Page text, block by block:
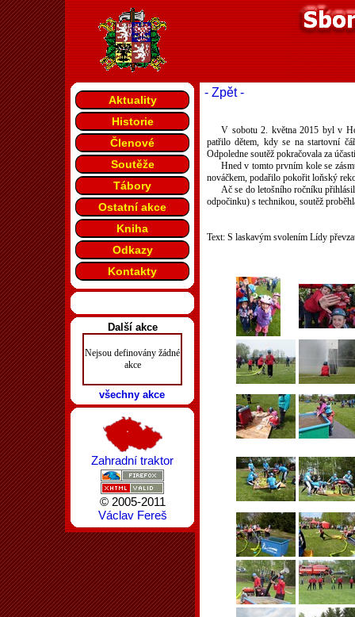
- Zpět -
V sobotu 2. května 2015 byl v
patřilo dětem, kdy se na startovní
Odpoledne soutěž pokračovala za
Hned v tomto prvním kole se
nováčkem, podařilo pokořit loňský
Ač se do letošního ročníku
odpočinku) s technikou, soutěž
Text: S laskavým svolením Lídy
Aktuality
Historie
Členové
Soutěže
Tábory
Ostatní akce
Kniha
Odkazy
Kontakty
Další akce
Nejsou definovány žádné
akce
všechny akce
Zahradní traktor
© 2005-2011
Václav Fereš